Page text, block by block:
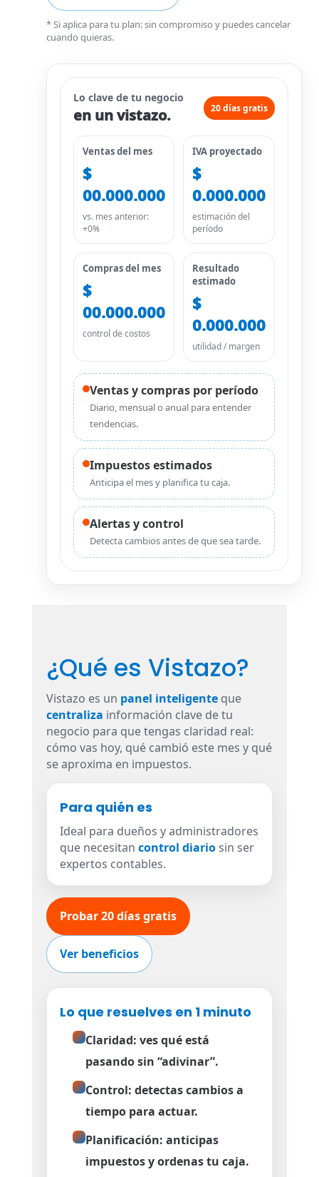
* Si aplica para tu plan: sin compromiso y puedes cancelar
cuando quieras.
Lo clave de tu negocio
en un vistazo. 20 días gratis
Ventas del mes
$
00.000.000
vs. mes anterior:
+0%
IVA proyectado
$
0.000.000
estimación del
período
Compras del mes
$
00.000.000
control de costos
Resultado
estimado
$
0.000.000
utilidad / margen
Ventas y compras por período
Diario, mensual o anual para entender
tendencias.
Impuestos estimados
Anticipa el mes y planifica tu caja.
Alertas y control
Detecta cambios antes de que sea tarde.
¿Qué es Vistazo?
Vistazo es un panel inteligente que
centraliza información clave de tu
negocio para que tengas claridad real:
cómo vas hoy, qué cambió este mes y qué
se aproxima en impuestos.
Para quién es
Ideal para dueños y administradores
que necesitan control diariosin ser
expertos contables.
Probar 20 días gratis
Ver beneficios
Lo que resuelves en 1 minuto
Claridad: ves qué está
pasando sin “adivinar”.
Control: detectas cambios a
tiempo para actuar.
Planificación: anticipas
impuestos y ordenas tu caja.